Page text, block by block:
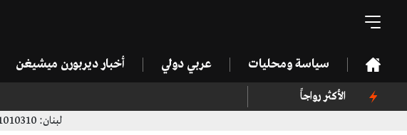
سياسة ومحليات عربي دولي أخبار ديربورن ميشيغن
الأكثر رواجاً
لبنان: 96171010310+ ديربورن: 13137751171+ | 13136996923+